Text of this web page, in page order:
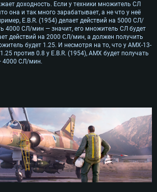
доходность. Если у техники множитель СЛ
она и так много зарабатывает, а не что у неё
E.B.R. (1954) делает действий на 5000 СЛ/
4000 СЛ/мин — значит, его множитель СЛ будет
действий на 2000 СЛ/мин, а должен получить
будет 1.25. И несмотря на то, что у AMX-13-
против 0.8 у E.B.R. (1954), АМХ будет получать
4000 СЛ/мин.